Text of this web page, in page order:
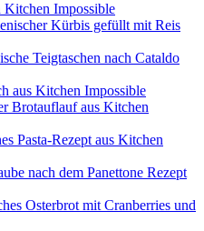
Kitchen Impossible
Kürbis gefüllt mit Reis
Teigtaschen nach Cataldo
aus Kitchen Impossible
Brotauflauf aus Kitchen
Pasta-Rezept aus Kitchen
nach dem Panettone Rezept
Osterbrot mit Cranberries und